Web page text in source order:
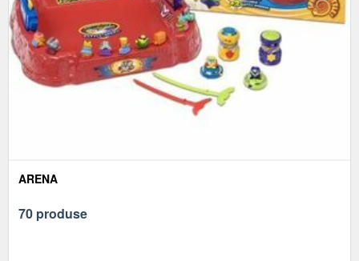
ARENA
70 produse